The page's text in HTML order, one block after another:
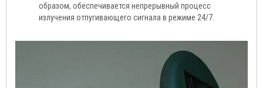
образом, обеспечивается непрерывный процесс
излучения отпугивающего сигнала в режиме 24/7.